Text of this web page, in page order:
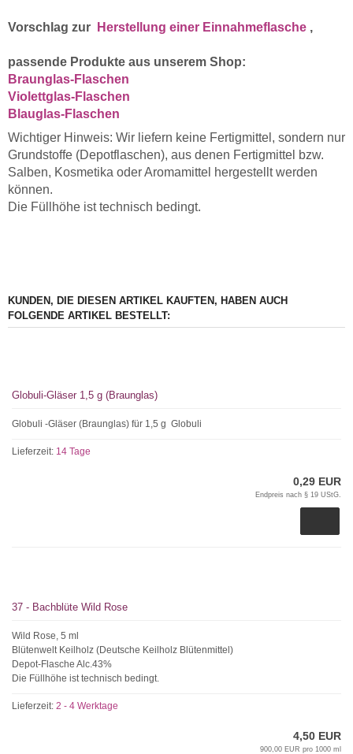
Vorschlag zur Herstellung einer Einnahmeflasche ,
passende Produkte aus unserem Shop:
Braunglas-Flaschen
Violettglas-Flaschen
Blauglas-Flaschen
Wichtiger Hinweis: Wir liefern keine Fertigmittel, sondern nur
Grundstoffe (Depotflaschen), aus denen Fertigmittel bzw.
Salben, Kosmetika oder Aromamittel hergestellt werden
können.
Die Füllhöhe ist technisch bedingt.
KUNDEN, DIE DIESEN ARTIKEL KAUFTEN, HABEN AUCH
FOLGENDE ARTIKEL BESTELLT:
Globuli-Gläser 1,5 g (Braunglas)
Globuli -Gläser (Braunglas) für 1,5 g Globuli
Lieferzeit: 14 Tage
0,29 EUR
Endpreis nach § 19 UStG.
37 - Bachblüte Wild Rose
Wild Rose, 5 ml
Blütenwelt Keilholz (Deutsche Keilholz Blütenmittel)
Depot-Flasche Alc.43%
Die Füllhöhe ist technisch bedingt.
Lieferzeit: 2 - 4 Werktage
4,50 EUR
900,00 EUR pro 1000 ml